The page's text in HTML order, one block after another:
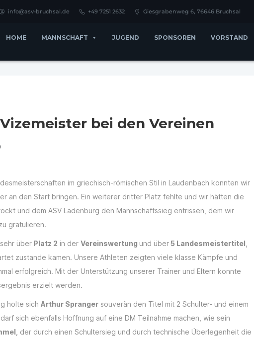
info@asv-bruchsal.de +49 7251 2632 Giesgrabenweg 6, 76646 Bruchsal
HOME MANNSCHAFT JUGEND SPONSOREN VORSTAND
bei den Vereinen
im griechisch-römischen Stil in Laudenbach konnten wir
an den Start bringen. Ein weiterer dritter Platz fehlte und wir hätten die
und dem ASV Ladenburg den Mannschaftssieg entrissen, dem wir
gratulieren.
über Platz 2 in der Vereinswertung und über5 Landesmeistertitel
zustande kamen. Unsere Athleten zeigten viele klasse Kämpfe und
erfolgreich. Mit der Unterstützung unserer Trainer und Eltern konnte
erzielt werden.
holte sich Arthur Spranger souverän den Titel mit 2 Schulter- und einem
sich ebenfalls Hoffnung auf eine DM Teilnahme machen, wie sein
, der durch einen Schultersieg und durch technische Überlegenheit die